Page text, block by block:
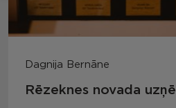
Dagnija Bernāne
Rēzeknes novada